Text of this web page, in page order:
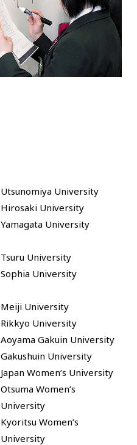
Utsunomiya University
Hirosaki University
Yamagata University
Tsuru University
Sophia University
Meiji University
Rikkyo University
Aoyama Gakuin University
Gakushuin University
Japan Women’s University
Otsuma Women’s
University
Kyoritsu Women’s
University